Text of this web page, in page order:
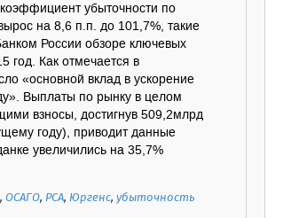
убыточности по
на 8,6 п.п. до 101,7%, такие
России обзоре ключевых
год. Как отмечается в
«основной вклад в ускорение
Выплаты по рынку в целом
взносы, достигнув 509,2млрд
году), приводит данные
увеличились на 35,7%
,ОСАГО, РСА, Юргенс,убыточность